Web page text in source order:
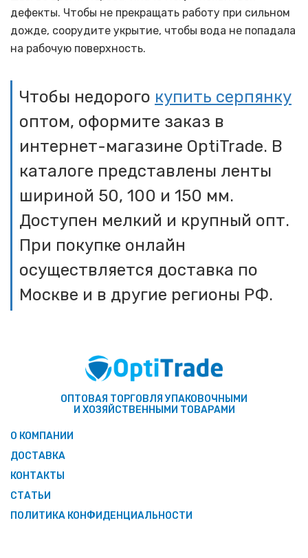
дефекты. Чтобы не прекращать работу при сильном
дожде, соорудите укрытие, чтобы вода не попадала
на рабочую поверхность.
Чтобы недорого купить серпянку
оптом, оформите заказ в
интернет-магазине OptiTrade. В
каталоге представлены ленты
шириной 50, 100 и 150 мм.
Доступен мелкий и крупный опт.
При покупке онлайн
осуществляется доставка по
Москве и в другие регионы РФ.
ОПТОВАЯ ТОРГОВЛЯ УПАКОВОЧНЫМИ
И ХОЗЯЙСТВЕННЫМИ ТОВАРАМИ
О КОМПАНИИ
ДОСТАВКА
КОНТАКТЫ
СТАТЬИ
ПОЛИТИКА КОНФИДЕНЦИАЛЬНОСТИ